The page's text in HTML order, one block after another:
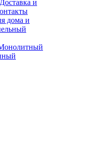
Доставка и
дома и